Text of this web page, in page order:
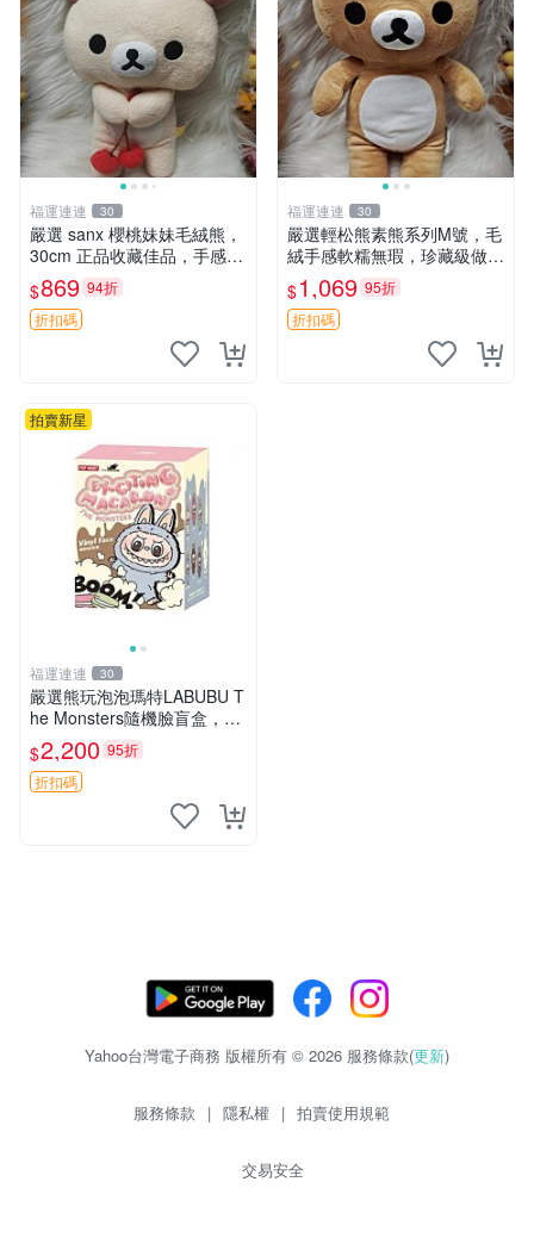
福運連連 30
嚴選 sanx 櫻桃妹妹毛絨熊，
30cm 正品收藏佳品，手感極
軟，適合贈送與收藏 櫻桃妹
妹、sanx、毛絨熊
$869 94折
折扣碼
福運連連 30
嚴選輕松熊素熊系列M號，毛
絨手感軟糯無瑕，珍藏級做工
推薦收藏，尺寸35cm清晰可
見。中古毛絨、收藏精品、毛
絨玩具
$1,069 95折
折扣碼
拍賣新星
福運連連 30
嚴選熊玩泡泡瑪特LABUBU T
he Monsters隨機臉盲盒，萌
趣馬卡龍設計 芝麻豆豆 LAB
UBU LABUBU THE MONST
ERS 橙色豆
$2,200 95折
折扣碼
Yahoo台灣電子商務 版權所有 © 2026 服務條款(更新)
服務條款 | 隱私權 | 拍賣使用規範
交易安全